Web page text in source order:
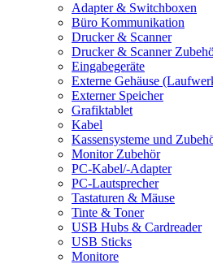
Adapter & Switchboxen
Büro Kommunikation
Drucker & Scanner
Drucker & Scanner
Eingabegeräte
Externe Gehäuse
Externer Speicher
Grafiktablet
Kabel
Kassensysteme und
Monitor Zubehör
PC-Kabel/-Adapter
PC-Lautsprecher
Tastaturen & Mäuse
Tinte & Toner
USB Hubs & Cardreader
USB Sticks
Monitore